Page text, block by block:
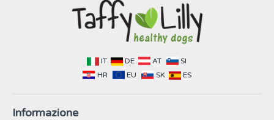
IT DE AT
SI
HR
EU SK ES
Informazione